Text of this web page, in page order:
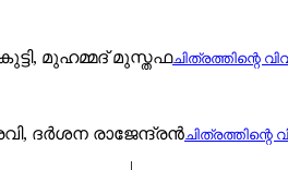
മുഹമ്മദ് മുസ്തഫചിത്രത്തിന്റെ
ദർശന രാജേന്ദ്രൻ ചിത്രത്തിന്റെ